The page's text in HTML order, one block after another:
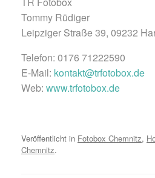
Tommy Rüdiger
Leipziger Straße 39, 09232
Telefon: 0176 71222590
E-Mail: kontakt@trfotobox.de
Web: www.trfotobox.de
Veröffentlicht in Fotobox Chemnitz,
Chemnitz.